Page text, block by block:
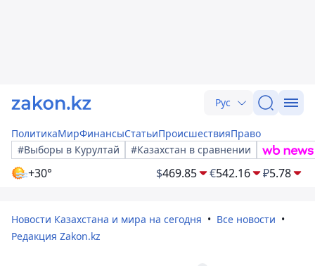
Рус
ПолитикаМирФинансыСтатьиПроисшествияПраво
#Выборы в Курултай
#Казахстан в сравнении
+30° $469.85 €542.16 ₽5.78
Новости Казахстана и мира на сегодня
Все новости
Редакция Zakon.kz